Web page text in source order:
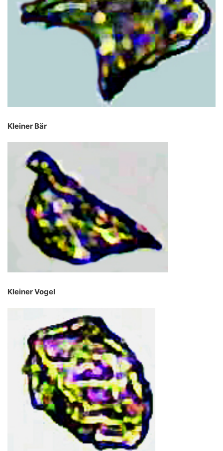
Kleiner Bär
Kleiner Vogel